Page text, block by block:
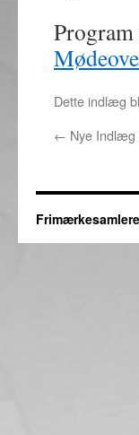
Dette indlæg
← Nye Indlæg